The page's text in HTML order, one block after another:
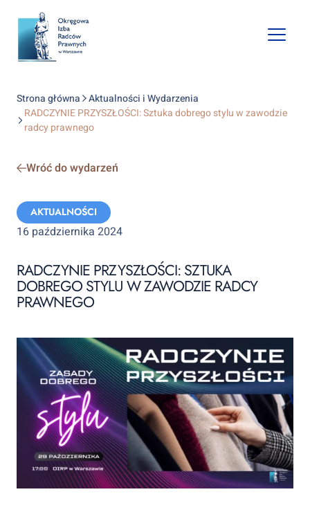
Open
Strona główna
Aktualności i Wydarzenia
RADCZYNIE PRZYSZŁOŚCI: Sztuka dobrego stylu w zawodzie
radcy prawnego
Wróć do wydarzeń
Categories:
AKTUALNOŚCI
16 października 2024
RADCZYNIE PRZYSZŁOŚCI: SZTUKA
DOBREGO STYLU W ZAWODZIE RADCY
PRAWNEGO